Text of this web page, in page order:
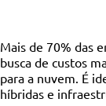
Mais de 70% das
busca de custos
para a nuvem. É
híbridas e